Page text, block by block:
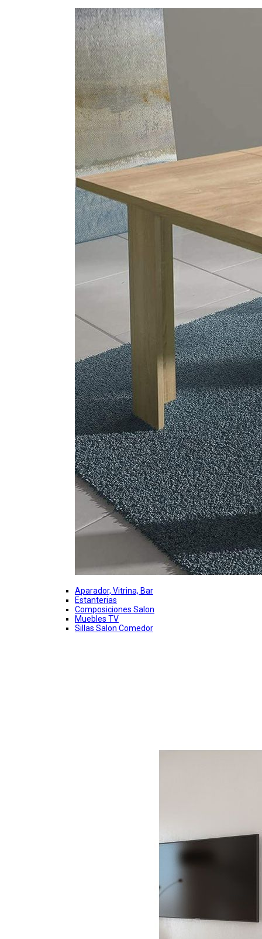
Aparador, Vitrina, Bar
Estanterias
Composiciones Salon
Muebles TV
Sillas Salon Comedor